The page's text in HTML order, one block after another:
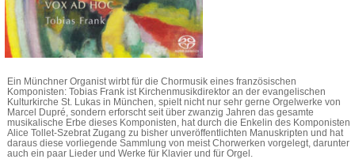
Ein Münchner Organist wirbt für die Chormusik eines französischen
Komponisten: Tobias Frank ist Kirchenmusikdirektor an der evangelischen
Kulturkirche St. Lukas in München, spielt nicht nur sehr gerne Orgelwerke von
Marcel Dupré, sondern erforscht seit über zwanzig Jahren das gesamte
musikalische Erbe dieses Komponisten, hat durch die Enkelin des Komponisten
Alice Tollet-Szebrat Zugang zu bisher unveröffentlichten Manuskripten und hat
daraus diese vorliegende Sammlung von meist Chorwerken vorgelegt, darunter
auch ein paar Lieder und Werke für Klavier und für Orgel.